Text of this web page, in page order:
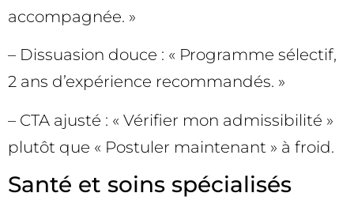
accompagnée. »
– Dissuasion douce : « Programme sélectif,
2 ans d’expérience recommandés. »
– CTA ajusté : « Vérifier mon admissibilité »
plutôt que « Postuler maintenant » à froid.
Santé et soins spécialisés